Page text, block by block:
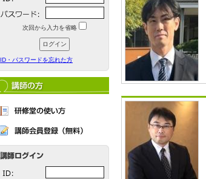
次回から入力を省略
ID・パスワードを忘れた方